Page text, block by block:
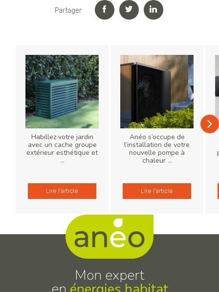
Partager
Habillez votre jardin
avec un cache groupe
extérieur esthétique et
...
Lire l'article
Anéo s’occupe de
l’installation de votre
nouvelle pompe à
chaleur ...
Lire l'article
Mon expert